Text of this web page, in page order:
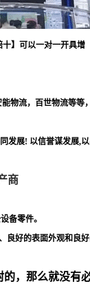
十】可以一对一开具增
物流，百世物流等等
发展! 以信誉谋发展,
商
备零件。
良好的表面外观和良好
，那么就没有